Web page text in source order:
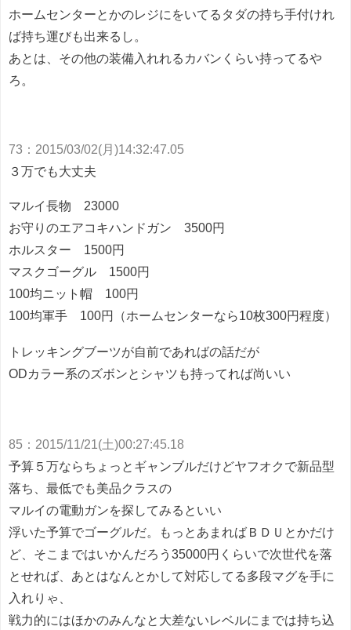
ホームセンターとかのレジにをいてるタダの持ち手付けれ
ば持ち運びも出来るし。
あとは、その他の装備入れれるカバンくらい持ってるや
ろ。
73 ： 2015/03/02(月)14:32:47.05
３万でも大丈夫
マルイ長物 23000
お守りのエアコキハンドガン 3500円
ホルスター 1500円
マスクゴーグル 1500円
100均ニット帽 100円
100均軍手 100円（ホームセンターなら10枚300円程度）
トレッキングブーツが自前であればの話だが
ODカラー系のズボンとシャツも持ってれば尚いい
85 ： 2015/11/21(土)00:27:45.18
予算５万ならちょっとギャンブルだけどヤフオクで新品型
落ち、最低でも美品クラスの
マルイの電動ガンを探してみるといい
浮いた予算でゴーグルだ。もっとあまればＢＤＵとかだけ
ど、そこまではいかんだろう35000円くらいで次世代を落
とせれば、あとはなんとかして対応してる多段マグを手に
入れりゃ、
戦力的にはほかのみんなと大差ないレベルにまでは持ち込